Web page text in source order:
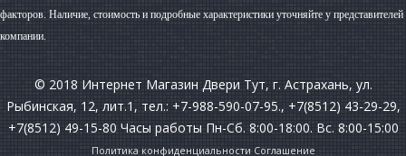
факторов. Наличие, стоимость и подробные характеристики уточняйте у представителей
компании.
© 2018 Интернет Магазин Двери Тут, г. Астрахань, ул.
Рыбинская, 12, лит.1, тел.: +7-988-590-07-95., +7(8512) 43-29-29,
+7(8512) 49-15-80 Часы работы Пн-Сб. 8:00-18:00. Вс. 8:00-15:00
Политика конфиденциальности Соглашение